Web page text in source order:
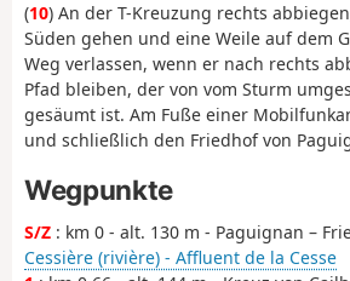
(10) An der T-Kreuzung rechts
Süden gehen und eine Weile auf dem
Weg verlassen, wenn er nach rechts
Pfad bleiben, der von vom Sturm
gesäumt ist. Am Fuße einer
und schließlich den Friedhof von
Wegpunkte
S/Z : km 0 - alt. 130 m - Paguignan –
Cessière (rivière) - Affluent de la Cesse